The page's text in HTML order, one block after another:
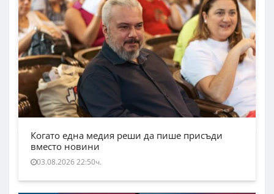
Когато една медия реши да пише присъди
вместо новини
03.08.2026 22:50ч.